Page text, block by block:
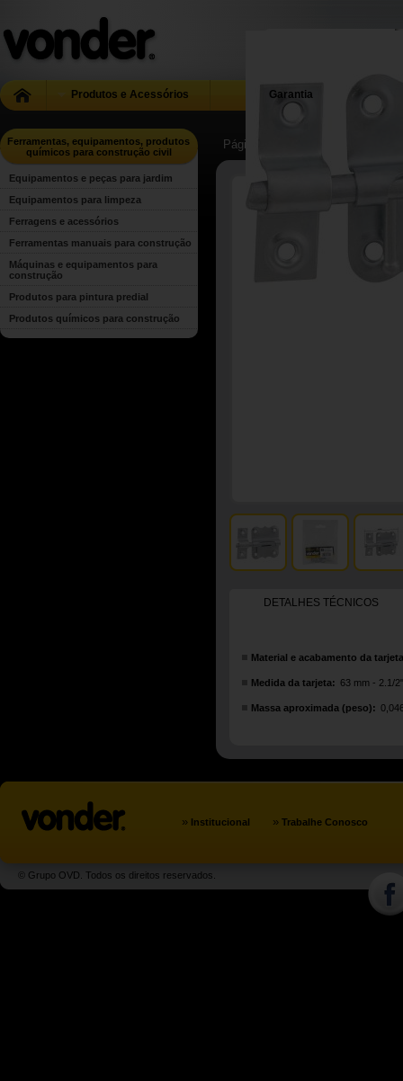
Produtos e Acessórios Garantia
Ferramentas, equipamentos, produtos
químicos para construção civil
Equipamentos e peças para jardim
Equipamentos para limpeza
Ferragens e acessórios
Ferramentas manuais para construção
Máquinas e equipamentos para
construção
Produtos para pintura predial
Produtos químicos para construção
Página Inicial
DETALHES TÉCNICOS
Material e acabamento da
Medida da tarjeta: 63 mm - 2.1/2"
Massa aproximada (peso):
» Institucional » Trabalhe Conosco
© Grupo OVD. Todos os direitos reservados.